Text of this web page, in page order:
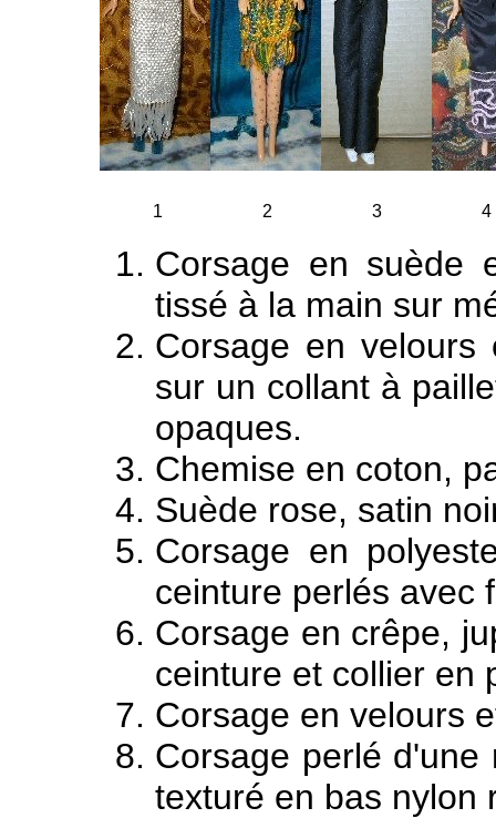
1 2 3 4
Corsage en suède
tissé à la main sur
Corsage en velours
sur un collant à
opaques.
Chemise en coton,
Suède rose, satin
Corsage en
ceinture perlés avec
Corsage en crêpe,
ceinture et collier en
Corsage en velours
Corsage perlé
texturé en bas nylon